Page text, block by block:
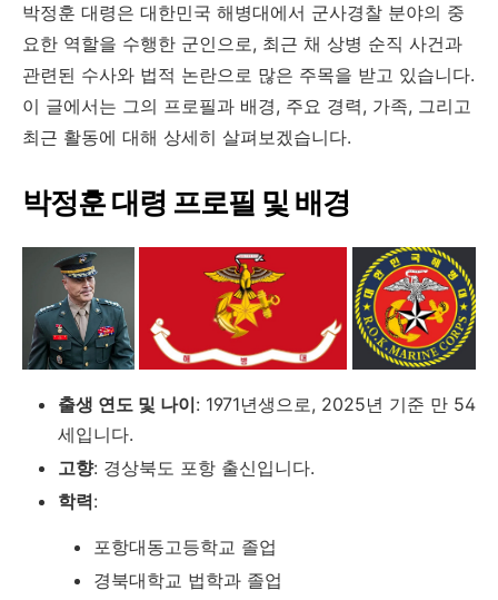
박정훈 대령은 대한민국 해병대에서 군사경찰 분야의 중
요한 역할을 수행한 군인으로, 최근 채 상병 순직 사건과
관련된 수사와 법적 논란으로 많은 주목을 받고 있습니다.
이 글에서는 그의 프로필과 배경, 주요 경력, 가족, 그리고
최근 활동에 대해 상세히 살펴보겠습니다.
박정훈 대령 프로필 및 배경
출생 연도 및 나이: 1971년생으로, 2025년 기준 만 54
세입니다.
고향: 경상북도 포항 출신입니다.
학력:
포항대동고등학교 졸업
경북대학교 법학과 졸업